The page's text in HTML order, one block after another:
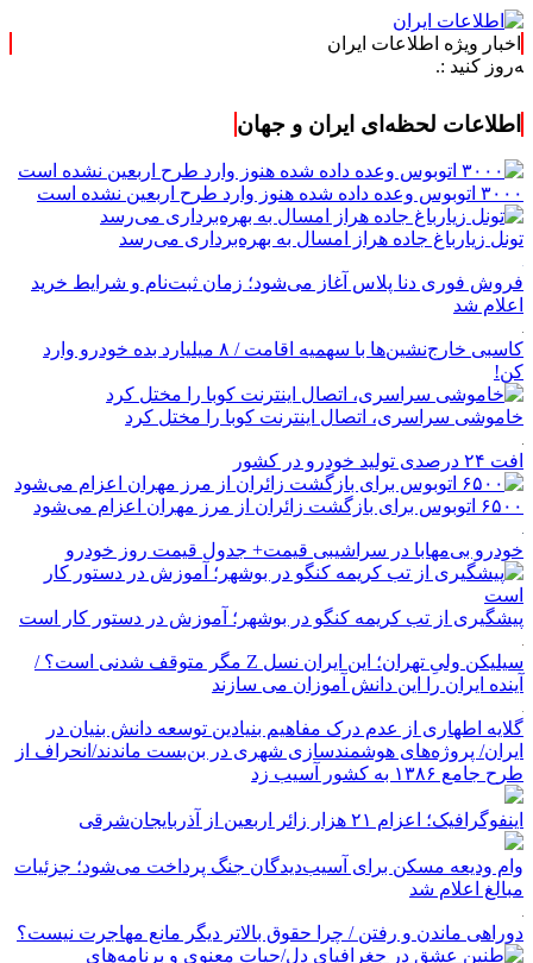
اخبار ویژه اطلاعات ایران
اطلاعات لحظه‌ای ایران و جهان
۳۰۰۰ اتوبوس وعده داده شده هنوز وارد طرح اربعین نشده است
تونل زیارباغ جاده هراز امسال به بهره‌برداری می‌رسد
فروش فوری دنا پلاس آغاز می‌شود؛ زمان ثبت‌نام و شرایط خرید
اعلام شد
کاسبی خارج‌نشین‌ها با سهمیه اقامت / ۸ میلیارد بده خودرو وارد
کن!
خاموشی سراسری، اتصال اینترنت کوبا را مختل کرد
افت ۲۴ درصدی تولید خودرو در کشور
۶۵۰۰ اتوبوس برای بازگشت زائران از مرز مهران اعزام می‌شود
خودرو بی‌مهابا در سراشیبی قیمت+ جدول قیمت روز خودرو
پیشگیری از تب کریمه کنگو در بوشهر؛ آموزش در دستور کار است
سیلیکن ولیِ تهران؛ این ایران نسل Z مگر متوقف شدنی است؟ /
آینده ایران را این دانش آموزان می سازند
گلایه اطهاری از عدم درک مفاهیم بنیادین توسعه دانش بنیان در
ایران/ پروژه‌های هوشمندسازی شهری در بن‌بست ماندند/انحراف از
طرح جامع ۱۳۸۶ به کشور آسیب زد
اینفوگرافیک؛ اعزام ۲۱ هزار زائر اربعین از آذربایجان‌شرقی
وام ودیعه مسکن برای آسیب‌دیدگان جنگ پرداخت می‌شود؛ جزئیات
مبالغ اعلام شد
دوراهی ماندن و رفتن / چرا حقوق بالاتر دیگر مانع مهاجرت نیست؟